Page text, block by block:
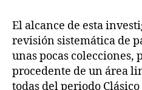
El alcance de esta
revisión sistemática de
unas pocas
procedente de un área
todas del periodo